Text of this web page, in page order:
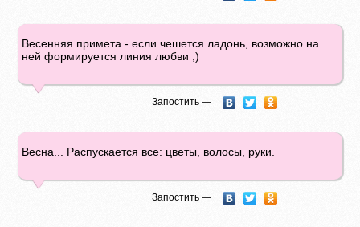
Весенняя примета - если чешется ладонь, возможно на
ней формируется линия любви ;)
Запостить —
Весна... Распускается все: цветы, волосы, руки.
Запостить —